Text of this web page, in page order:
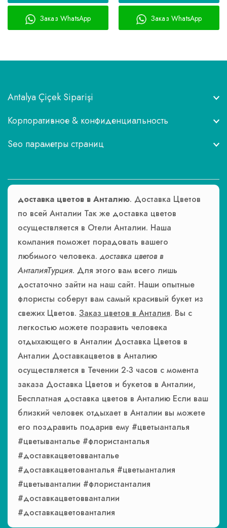
Заказ WhatsApp Заказ WhatsApp
Antalya Çiçek Siparişi
Корпоративное & конфиденциальность
Seo параметры страниц
доставка цветов в Анталию. Доставка Цветов
по всей Анталии Так же доставка цветов
осуществляется в Отели Анталии. Наша
компания поможет порадовать вашего
любимого человека. доставка цветов в
АнталияТурция. Для этого вам всего лишь
достаточно зайти на наш сайт. Наши опытные
флористы соберут вам самый красивый букет из
свежих Цветов. Заказ цветов в Анталия. Вы с
легкостью можете позравить человека
отдыхающего в Анталии Доставка Цветов в
Анталии Доставкацветов в Анталию
осуществляется в Течении 2-3 часов с момента
заказа Доставка Цветов и букетов в Анталии,
Бесплатная доставка цветов в Анталию Если ваш
близкий человек отдыхает в Анталии вы можете
его поздравить подарив ему #цветыанталья
#цветыванталье #флористанталья
#доставкацветовванталье
#доставкацветованталья #цветыанталия
#цветыванталии #флористанталия
#доставкацветовванталии
#доставкацветованталия